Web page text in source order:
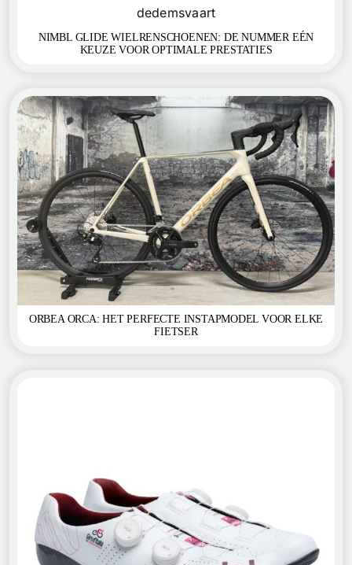
NIMBL GLIDE WIELRENSCHOENEN: DE NUMMER EÉN
KEUZE VOOR OPTIMALE PRESTATIES
ORBEA ORCA: HET PERFECTE INSTAPMODEL VOOR ELKE
FIETSER